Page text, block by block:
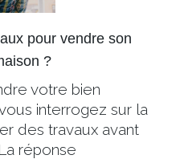
pour vendre son
?
votre bien
interrogez sur la
des travaux avant
réponse